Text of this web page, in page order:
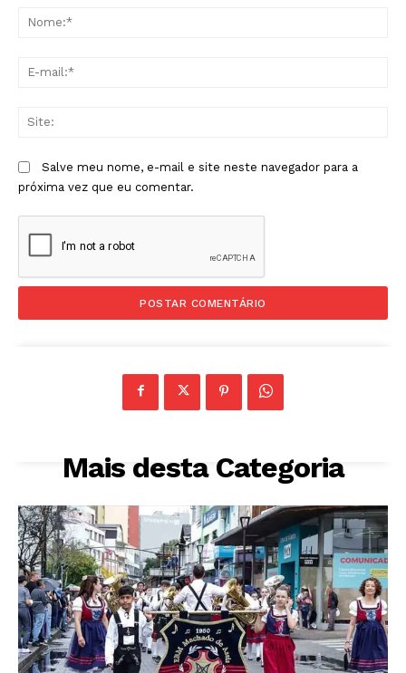
Salve meu nome, e-mail e site neste navegador para a
próxima vez que eu comentar.
Mais desta Categoria